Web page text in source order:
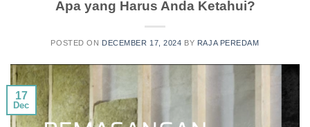
Apa yang Harus Anda Ketahui?
POSTED ON DECEMBER 17, 2024 BY RAJA PEREDAM
17
Dec